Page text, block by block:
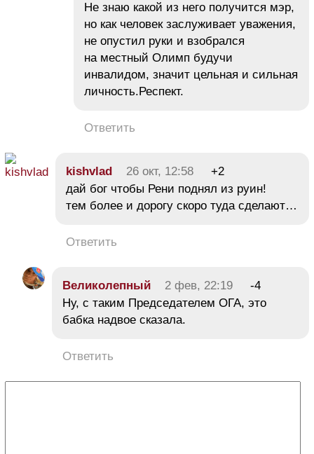
Не знаю какой из него получится мэр,
но как человек заслуживает уважения,
не опустил руки и взобрался
на местный Олимп будучи
инвалидом, значит цельная и сильная
личность.Респект.
Ответить
kishvlad 26 окт, 12:58
+2
дай бог чтобы Рени поднял из руин!
тем более и дорогу скоро туда сделают…
Ответить
Великолепный 2 фев, 22:19
-4
Ну, с таким Председателем ОГА, это
бабка надвое сказала.
Ответить